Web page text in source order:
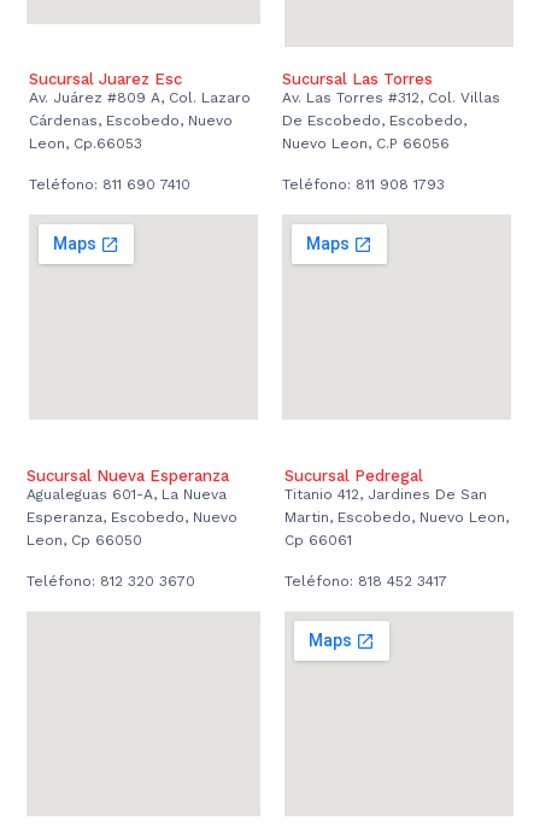
Sucursal Juarez Esc
Av. Juárez #809 A, Col. Lazaro
Cárdenas, Escobedo, Nuevo
Leon, Cp.66053
Teléfono: 811 690 7410
Sucursal Las Torres
Av. Las Torres #312, Col. Villas
De Escobedo, Escobedo,
Nuevo Leon, C.P 66056
Teléfono: 811 908 1793
Sucursal Nueva Esperanza
Agualeguas 601-A, La Nueva
Esperanza, Escobedo, Nuevo
Leon, Cp 66050
Teléfono: 812 320 3670
Sucursal Pedregal
Titanio 412, Jardines De San
Martin, Escobedo, Nuevo Leon,
Cp 66061
Teléfono: 818 452 3417